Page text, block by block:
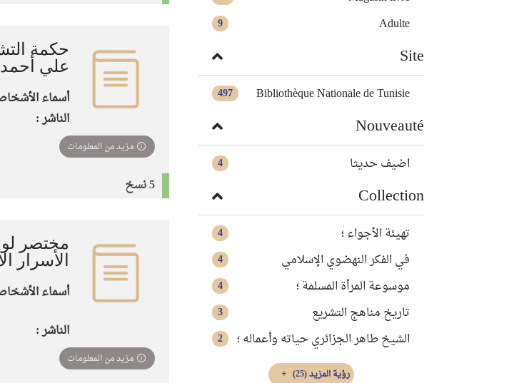
حكمة
علي
أسماء
الناشر :
مزيد من المعلومات
5 نسخ
مختصر
الأسرار
أسماء
الناشر :
مزيد من المعلومات
9 Adulte
Site
497 Bibliothèque Nationale de Tunisie
Nouveauté
4 اضيف حديثا
Collection
4 تهيئة الأجواء ؛
4 في الفكر النهضوي الإسلامي
4 موسوعة المرأة المسلمة ؛
3 تاريخ مناهج التشريع
2 الشيخ طاهر الجزائري حياته وأعماله ؛
رؤية المزيد(25)